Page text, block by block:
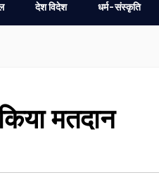
देश विदेश धर्म-संस्कृति
मतदान